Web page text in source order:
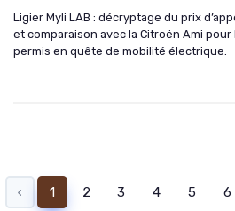
Ligier Myli LAB : décryptage du prix
et comparaison avec la Citroën Ami
permis en quête de mobilité électrique.
‹ 1 2 3 4 5 6